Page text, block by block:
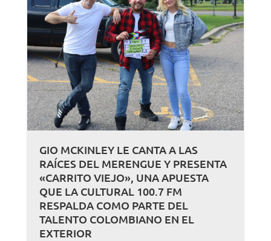
GIO MCKINLEY LE CANTA A LAS
RAÍCES DEL MERENGUE Y PRESENTA
«CARRITO VIEJO», UNA APUESTA
QUE LA CULTURAL 100.7 FM
RESPALDA COMO PARTE DEL
TALENTO COLOMBIANO EN EL
EXTERIOR